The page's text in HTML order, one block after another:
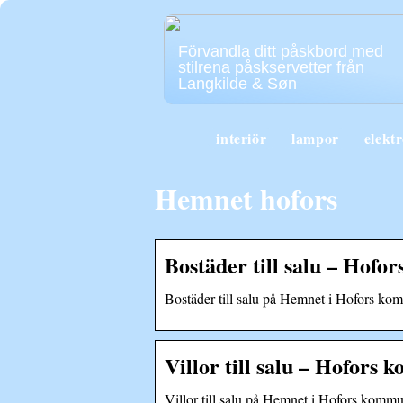
Förvandla ditt påskbord med
stilrena påskservetter från
Langkilde & Søn
interiör lampor
Hemnet hofors
Bostäder till salu –
Bostäder till salu på Hemnet i Hofors
Villor till salu – Hofors
Villor till salu på Hemnet i Hofors